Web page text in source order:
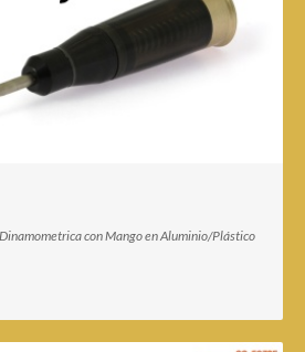
con Mango en Aluminio/Plástico